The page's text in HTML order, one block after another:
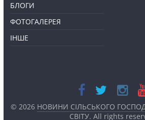
БЛОГИ
ФОТОГАЛЕРЕЯ
ІНШЕ
© 2026 НОВИНИ СІЛЬСЬКОГО
СВІТУ. All rights